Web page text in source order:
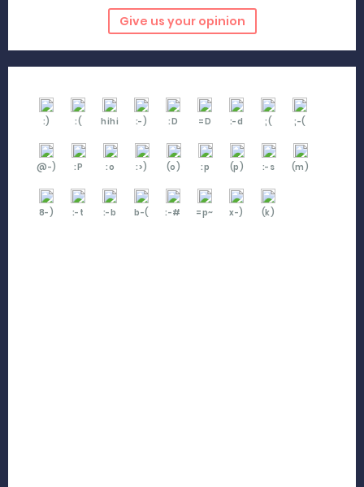
Give us your opinion
:) :( hihi :-) :D =D :-d ;( ;-(
@-) :P :o :>) (o) :p (p) :-s (m)
8-) :-t :-b b-( :-# =p~ x-) (k)